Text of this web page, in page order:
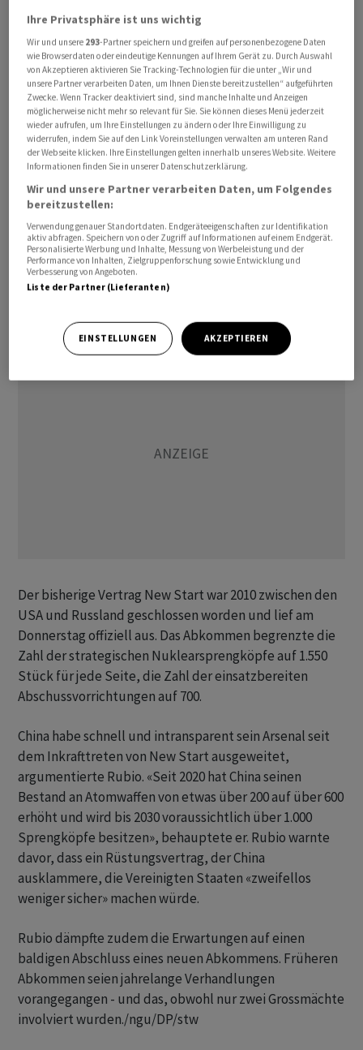
Russlands Ex-Präsident Dmitri Medwedew warf Rubio
daraufhin Unehrlichkeit vor. Wenn die USA die
Einbeziehung des chinesischen Atompotenzials
erreichen wollten, was sei dann mit den Atomwaffen
Grossbritanniens und Frankreichs, fragte er.
«Washingtons Statement bedeutet eins: Es wird nie
einen Vertrag unter diesen Bedingungen geben»,
schrieb der als Vizechef des nationalen Sicherheitsrats
in Moskau immer noch einflussreiche Politiker bei X.
des Vertrags geäussert. Für Pekings Position, sich nicht
an möglichen künftigen Verhandlungen zu beteiligen,
zeigte Moskau Verständnis. Das chinesische
Kernwaffenarsenal reiche nicht an das russische oder
das US-Potenzial heran, hiess es.
Der bisherige Vertrag New Start war 2010 zwischen den
USA und Russland geschlossen worden und lief am
Donnerstag offiziell aus. Das Abkommen begrenzte die
Zahl der strategischen Nuklearsprengköpfe auf 1.550
Stück für jede Seite, die Zahl der einsatzbereiten
Abschussvorrichtungen auf 700.
China habe schnell und intransparent sein Arsenal seit
dem Inkrafttreten von New Start ausgeweitet,
argumentierte Rubio. «Seit 2020 hat China seinen
Bestand an Atomwaffen von etwas über 200 auf über 600
erhöht und wird bis 2030 voraussichtlich über 1.000
Sprengköpfe besitzen», behauptete er. Rubio warnte
davor, dass ein Rüstungsvertrag, der China
ausklammere, die Vereinigten Staaten «zweifellos
weniger sicher» machen würde.
Rubio dämpfte zudem die Erwartungen auf einen
baldigen Abschluss eines neuen Abkommens. Früheren
Abkommen seien jahrelange Verhandlungen
vorangegangen - und das, obwohl nur zwei Grossmächte
involviert wurden./ngu/DP/stw
Ihre Privatsphäre ist uns wichtig
Wir und unsere 293-Partner speichern und greifen auf personenbezogene Daten
wie Browserdaten oder eindeutige Kennungen auf Ihrem Gerät zu. Durch Auswahl
von Akzeptieren aktivieren Sie Tracking-Technologien für die unter „Wir und
unsere Partner verarbeiten Daten, um Ihnen Dienste bereitzustellen“ aufgeführten
Zwecke. Wenn Tracker deaktiviert sind, sind manche Inhalte und Anzeigen
möglicherweise nicht mehr so relevant für Sie. Sie können dieses Menü jederzeit
wieder aufrufen, um Ihre Einstellungen zu ändern oder Ihre Einwilligung zu
widerrufen, indem Sie auf den Link Voreinstellungen verwalten am unteren Rand
der Webseite klicken. Ihre Einstellungen gelten innerhalb unseres Website. Weitere
Informationen finden Sie in unserer Datenschutzerklärung.
Wir und unsere Partner verarbeiten Daten, um Folgendes
bereitzustellen:
Verwendung genauer Standortdaten. Endgeräteeigenschaften zur Identifikation
aktiv abfragen. Speichern von oder Zugriff auf Informationen auf einem Endgerät.
Personalisierte Werbung und Inhalte, Messung von Werbeleistung und der
Performance von Inhalten, Zielgruppenforschung sowie Entwicklung und
Verbesserung von Angeboten.
Liste der Partner (Lieferanten)
EINSTELLUNGEN AKZEPTIEREN